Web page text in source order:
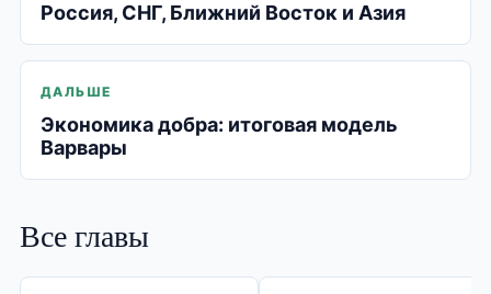
Россия, СНГ, Ближний Восток и Азия
ДАЛЬШЕ
Экономика добра: итоговая модель
Варвары
Все главы